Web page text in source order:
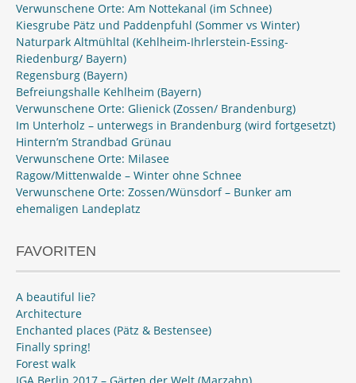
Verwunschene Orte: Am Nottekanal (im Schnee)
Kiesgrube Pätz und Paddenpfuhl (Sommer vs Winter)
Naturpark Altmühltal (Kehlheim-Ihrlerstein-Essing-
Riedenburg/ Bayern)
Regensburg (Bayern)
Befreiungshalle Kehlheim (Bayern)
Verwunschene Orte: Glienick (Zossen/ Brandenburg)
Im Unterholz – unterwegs in Brandenburg (wird fortgesetzt)
Hintern’m Strandbad Grünau
Verwunschene Orte: Milasee
Ragow/Mittenwalde – Winter ohne Schnee
Verwunschene Orte: Zossen/Wünsdorf – Bunker am
ehemaligen Landeplatz
FAVORITEN
A beautiful lie?
Architecture
Enchanted places (Pätz & Bestensee)
Finally spring!
Forest walk